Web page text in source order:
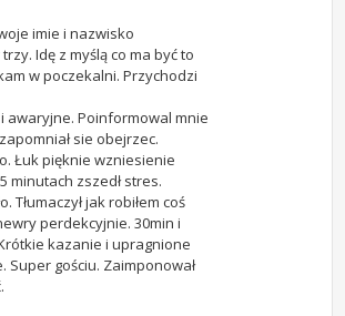
imie i nazwisko
Idę z myślą co ma być to
w poczekalni. Przychodzi
awaryjne. Poinformowal mnie
sie obejrzec.
Łuk pięknie wzniesienie
minutach zszedł stres.
Tłumaczył jak robiłem coś
perdekcyjnie. 30min i
kazanie i upragnione
Super gościu. Zaimponował